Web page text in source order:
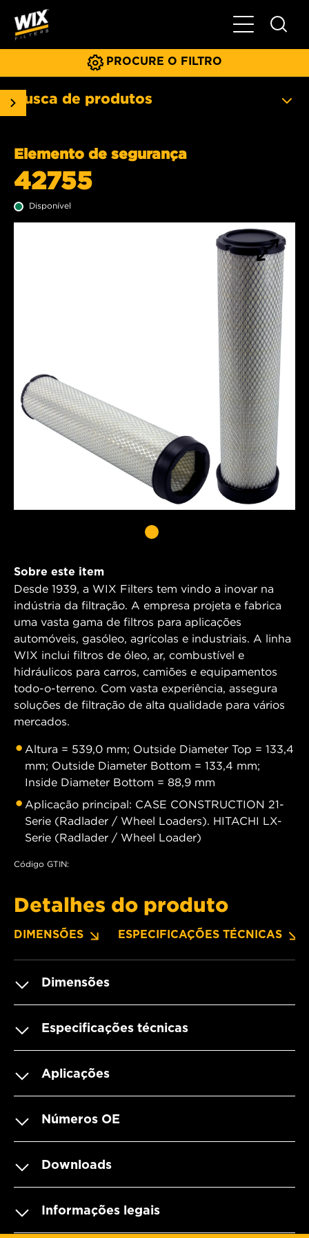
Menu
PROCURE O FILTRO
Busca de produtos
Elemento de segurança
42755
Disponível
Sobre este item
Desde 1939, a WIX Filters tem vindo a inovar na
indústria da filtração. A empresa projeta e fabrica
uma vasta gama de filtros para aplicações
automóveis, gasóleo, agrícolas e industriais. A linha
WIX inclui filtros de óleo, ar, combustível e
hidráulicos para carros, camiões e equipamentos
todo-o-terreno. Com vasta experiência, assegura
soluções de filtração de alta qualidade para vários
mercados.
Altura = 539,0 mm; Outside Diameter Top = 133,4
mm; Outside Diameter Bottom = 133,4 mm;
Inside Diameter Bottom = 88,9 mm
Aplicação principal: CASE CONSTRUCTION 21-
Serie (Radlader / Wheel Loaders). HITACHI LX-
Serie (Radlader / Wheel Loader)
Código GTIN:
Detalhes do produto
DIMENSÕES ESPECIFICAÇÕES TÉCNICAS
Dimensões
Especificações técnicas
Aplicações
Números OE
Downloads
Informações legais